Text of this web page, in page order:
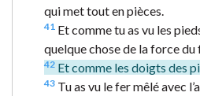
qui met tout en pièces.
41 Et comme tu as vu les
quelque chose de la force du
42 Et comme les doigts des
43 Tu as vu le fer mêlé avec